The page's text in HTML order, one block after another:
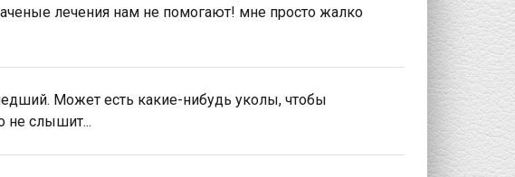
лечения нам не помогают! мне просто жалко
Может есть какие-нибудь уколы, чтобы
не слышит...